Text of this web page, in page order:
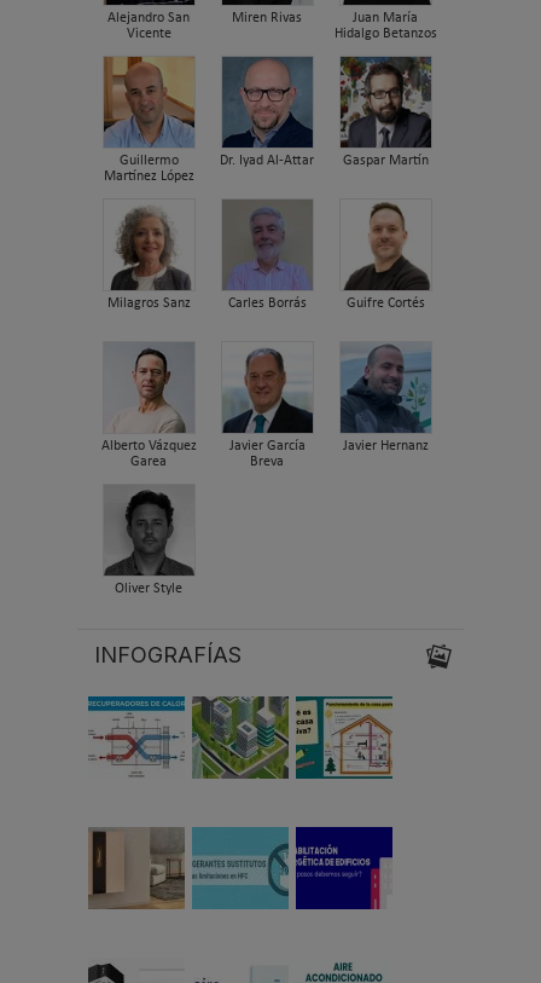
Alejandro San
Vicente
Miren Rivas
Juan María
Hidalgo Betanzos
Guillermo
Martínez López
Dr. Iyad Al-Attar Gaspar Martín
Milagros Sanz Carles Borrás Guifre Cortés
Alberto Vázquez
Garea
Javier García
Breva
Javier Hernanz
Oliver Style
INFOGRAFÍAS